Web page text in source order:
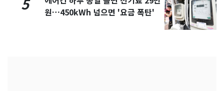
5
원…450kWh 넘으면 '요금 폭탄'